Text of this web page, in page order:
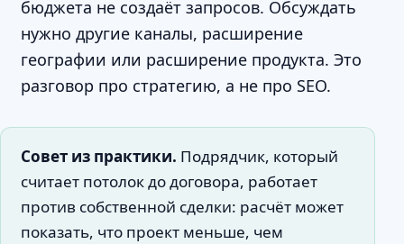
бюджета не создаёт запросов. Обсуждать
нужно другие каналы, расширение
географии или расширение продукта. Это
разговор про стратегию, а не про SEO.
Совет из практики. Подрядчик, который
считает потолок до договора, работает
против собственной сделки: расчёт может
показать, что проект меньше, чем